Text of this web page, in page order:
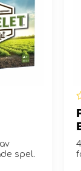
spel.